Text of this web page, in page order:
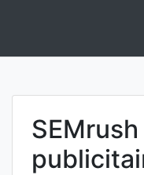
Souverainepement